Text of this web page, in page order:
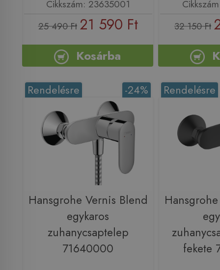
Cikkszám: 23635001
25 490 Ft 21 590 Ft
Kosárba
32 150 Ft
-24%
Rendelésre
Hansgrohe Vernis Blend
egykaros
zuhanycsaptelep
71640000
Rendelésre
fekete